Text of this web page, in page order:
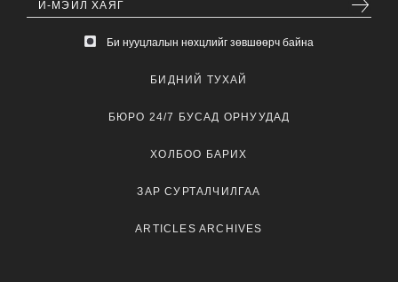
Би нууцлалын нөхцлийг зөвшөөрч байна
БИДНИЙ ТУХАЙ
БЮРО 24/7 БУСАД ОРНУУДАД
ХОЛБОО БАРИХ
ЗАР СУРТАЛЧИЛГАА
ARTICLES ARCHIVES